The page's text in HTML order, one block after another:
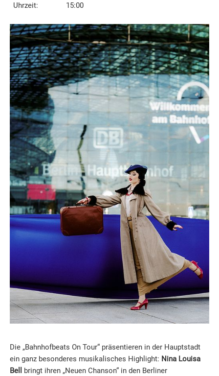
Uhrzeit:
15:00
Die „Bahnhofbeats On Tour“ präsentieren in der Hauptstadt
ein ganz besonderes musikalisches Highlight: Nina Louisa
Bell
bringt ihren „Neuen Chanson“ in den Berliner